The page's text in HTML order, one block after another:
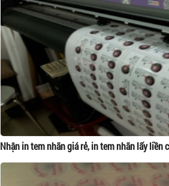
Nhận in tem nhãn giá rẻ, in tem nhãn lấy liền